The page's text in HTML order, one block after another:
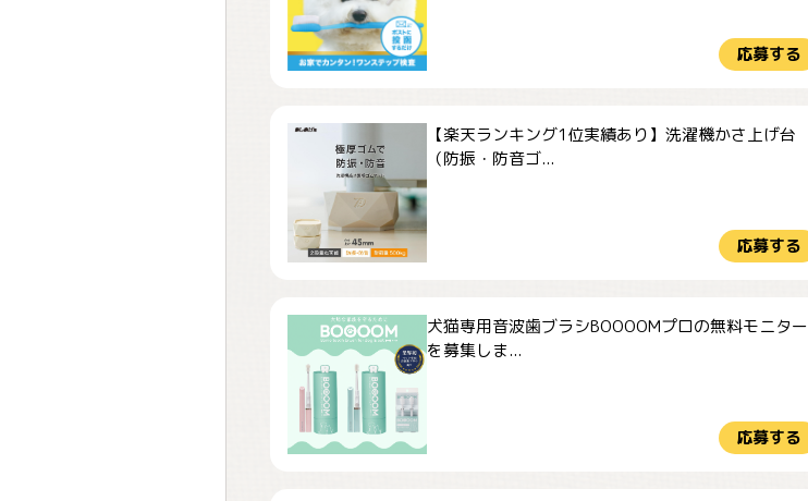
応募する
【楽天ランキング1位実績あり】洗濯機かさ上げ台
（防振・防音ゴ...
応募する
犬猫専用音波歯ブラシBOOOOMプロの無料モニター
を募集しま...
応募する